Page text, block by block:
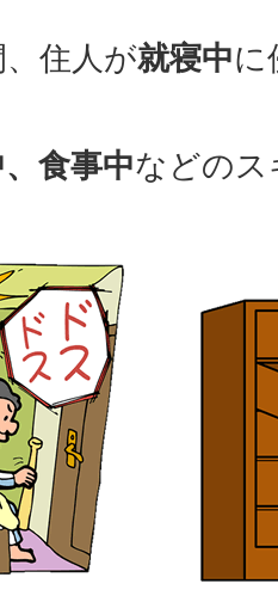
住人が就寝中に
食事中などのス